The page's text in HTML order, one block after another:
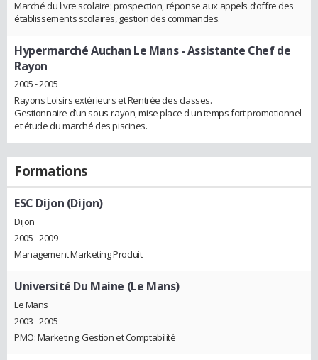
Marché du livre scolaire: prospection, réponse aux appels d’offre des
établissements scolaires, gestion des commandes.
Hypermarché Auchan Le Mans- Assistante Chef de
Rayon
2005 - 2005
Rayons Loisirs extérieurs et Rentrée des classes.
Gestionnaire d’un sous-rayon, mise place d'un temps fort promotionnel
et étude du marché des piscines.
Formations
ESC Dijon (Dijon)
Dijon
2005 - 2009
Management Marketing Produit
Université Du Maine (Le Mans)
Le Mans
2003 - 2005
PMO: Marketing, Gestion et Comptabilité